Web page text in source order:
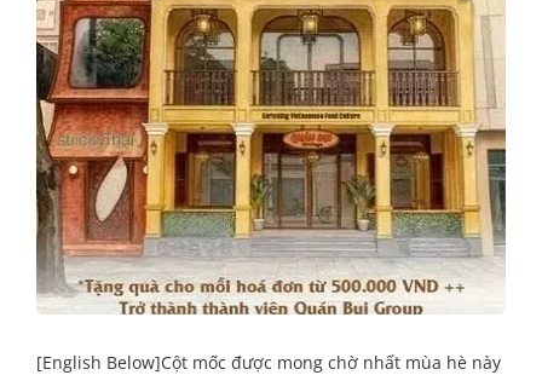
[English Below]Cột mốc được mong chờ nhất mùa hè này